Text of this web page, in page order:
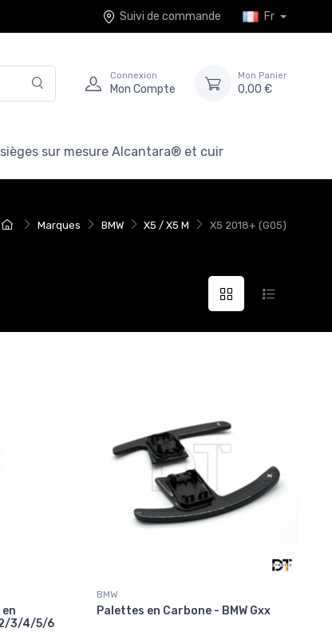
Suivi de commande Fr
Connexion
Mon Compte
Mon Panier
0,00 €
sur mesure Alcantara® et cuir
Marques BMW X5 / X5 M X5 2018+ (G05)
2/3/4/5/6
BMW
Palettes en Carbone - BMW Gxx